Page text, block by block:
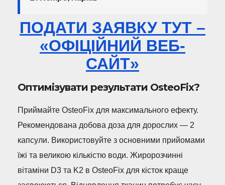
ПОДАТИ ЗАЯВКУ ТУТ –
«ОФІЦІЙНИЙ ВЕБ-
САЙТ»
Оптимізувати результати OsteoFix?
Приймайте OsteoFix для максимального ефекту.
Рекомендована добова доза для дорослих — 2
капсули. Використовуйте з основними прийомами
їжі та великою кількістю води. Жиророзчинні
вітаміни D3 та K2 в OsteoFix для кісток краще